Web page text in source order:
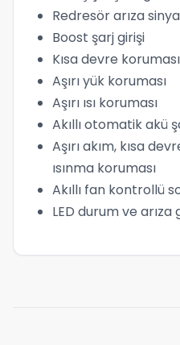
Redresör arıza sinyal
Boost şarj girişi
Kısa devre koruması
Aşırı yük koruması
Aşırı ısı koruması
Akıllı otomatik akü
Aşırı akım, kısa
ısınma koruması
Akıllı fan kontrollü
LED durum ve